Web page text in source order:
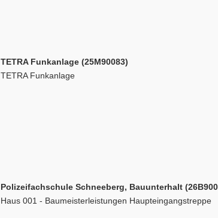
TETRA Funkanlage (25M90083)
TETRA Funkanlage
Polizeifachschule Schneeberg, Bauunterhalt
Haus 001 - Baumeisterleistungen Haupteingangstreppe